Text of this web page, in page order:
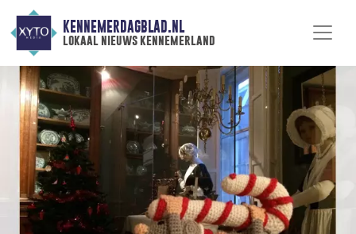
KENNEMERDAGBLAD.NL
lokaal nieuws kennemerland